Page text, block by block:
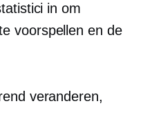
in om
voorspellen en de
veranderen,